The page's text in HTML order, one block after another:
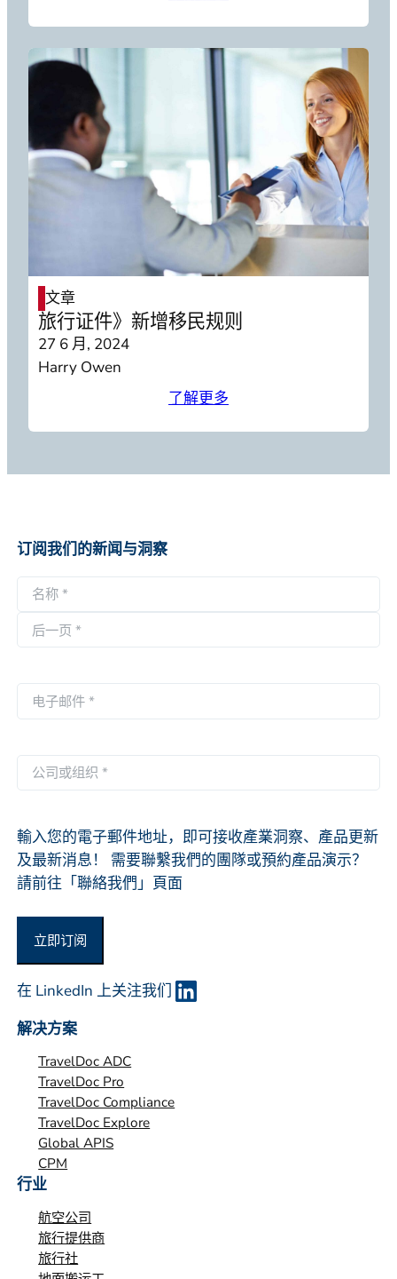
文章
旅行证件》新增移民规则
27 6 月, 2024
Harry Owen
了解更多
订阅我们的新闻与洞察
称
一
一
子
件
*
司
组
织
*
輸入您的電子郵件地址，即可接收產業洞察、產品更新
及最新消息！ 需要聯繫我們的團隊或預約產品演示？
請前往「聯絡我們」頁面
立即订阅
在 LinkedIn 上关注我们
解决方案
TravelDoc ADC
TravelDoc Pro
TravelDoc Compliance
TravelDoc Explore
Global APIS
CPM
行业
航空公司
旅行提供商
旅行社